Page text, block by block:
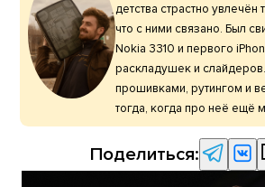
детства страстно
что с ними связано. Был
Nokia 3310 и первого
раскладушек и
прошивками, рутингом и
тогда, когда про неё ещё
Поделиться: